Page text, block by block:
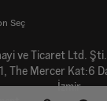
Seç
ve Ticaret Ltd.
The Mercer Kat:6
İzmir